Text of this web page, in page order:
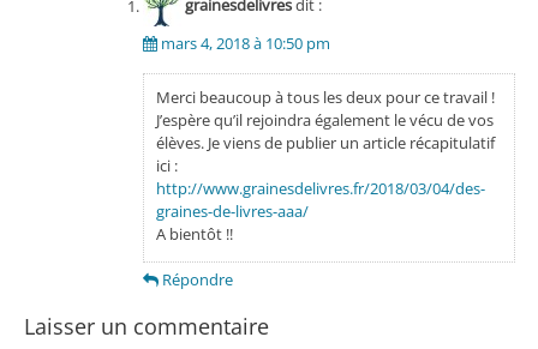
grainesdelivresdit :
mars 4, 2018 à 10:50 pm
Merci beaucoup à tous les deux pour ce travail !
J’espère qu’il rejoindra également le vécu de vos
élèves. Je viens de publier un article récapitulatif
ici :
http://www.grainesdelivres.fr/2018/03/04/des-
graines-de-livres-aaa/
A bientôt !!
Répondre
Laisser un commentaire